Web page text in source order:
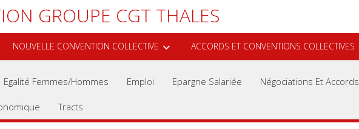
GROUPE CGT THALES
NOUVELLE CONVENTION COLLECTIVE ACCORDS ET CONVENTIONS COLLECTIVES
Egalité Femmes/hommes Emploi Epargne Salariée Négociations Et Accords
Tracts